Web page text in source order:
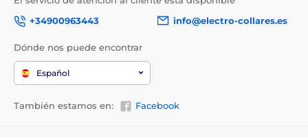
+34900963443
info@electro-collares.es
Dónde nos puede encontrar
Español
También estamos en: Facebook